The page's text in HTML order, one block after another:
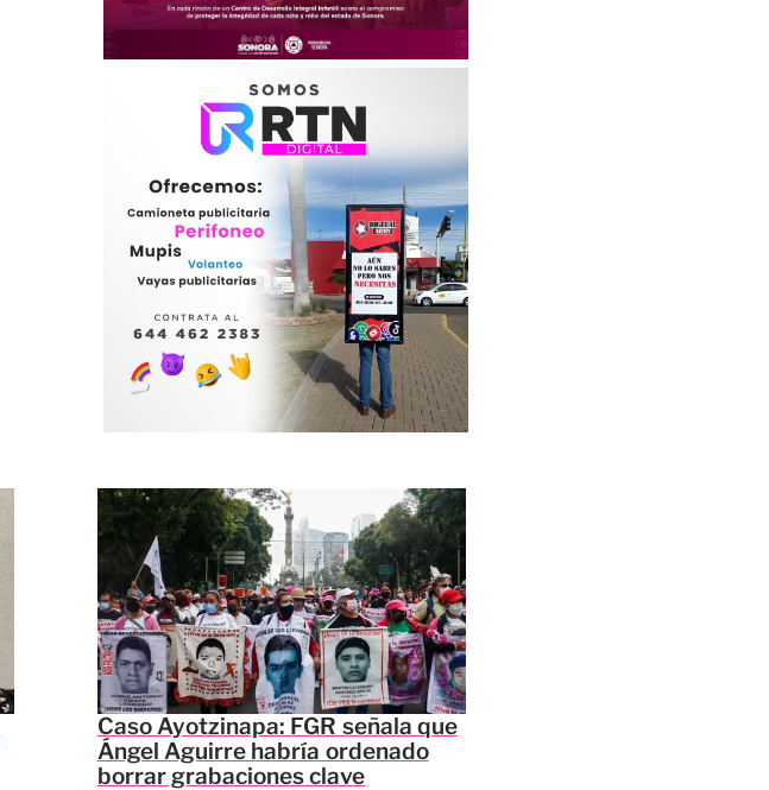
Caso Ayotzinapa: FGR señala que
Ángel Aguirre habría ordenado
borrar grabaciones clave